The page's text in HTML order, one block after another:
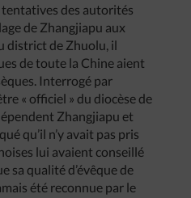
des autorités
de Zhangjiapu aux
district de Zhuolu, il
de toute la Chine aient
Interrogé par
« officiel » du diocèse de
Zhangjiapu et
qu’il n’y avait pas pris
lui avaient conseillé
sa qualité d’évêque de
été reconnue par le